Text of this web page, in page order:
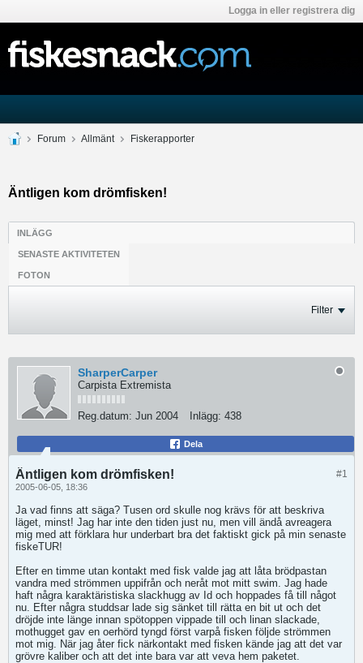
Logga in eller registrera dig
Forum Allmänt Fiskerapporter
Äntligen kom drömfisken!
INLÄGG
SENASTE AKTIVITETEN
FOTON
Filter
SharperCarper
Carpista Extremista
Reg.datum: Jun 2004 Inlägg: 438
Dela
#1
Äntligen kom drömfisken!
2005-06-05, 18:36
Ja vad finns att säga? Tusen ord skulle nog krävs för att beskriva
läget, minst! Jag har inte den tiden just nu, men vill ändå avreagera
mig med att förklara hur underbart bra det faktiskt gick på min senaste
fiskeTUR!
Efter en timme utan kontakt med fisk valde jag att låta brödpastan
vandra med strömmen uppifrån och neråt mot mitt swim. Jag hade
haft några karaktäristiska slackhugg av Id och hoppades få till något
nu. Efter några studdsar lade sig sänket till rätta en bit ut och det
dröjde inte länge innan spötoppen vippade till och linan slackade,
mothugget gav en oerhörd tyngd först varpå fisken följde strömmen
mot mig. När jag åter fick närkontakt med fisken kände jag att det var
grövre kaliber och att det inte bara var att veva hem paketet.